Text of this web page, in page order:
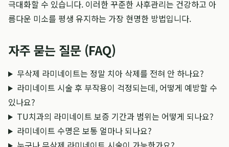
극대화할 수 있습니다. 이러한 꾸준한 사후관리는 건강하고 아
름다운 미소를 평생 유지하는 가장 현명한 방법입니다.
자주 묻는 질문 (FAQ)
무삭제 라미네이트는 정말 치아 삭제를 전혀 안 하나요?
라미네이트 시술 후 부작용이 걱정되는데, 어떻게 예방할 수
있나요?
TU치과의 라미네이트 보증 기간과 범위는 어떻게 되나요?
라미네이트 수명은 보통 얼마나 되나요?